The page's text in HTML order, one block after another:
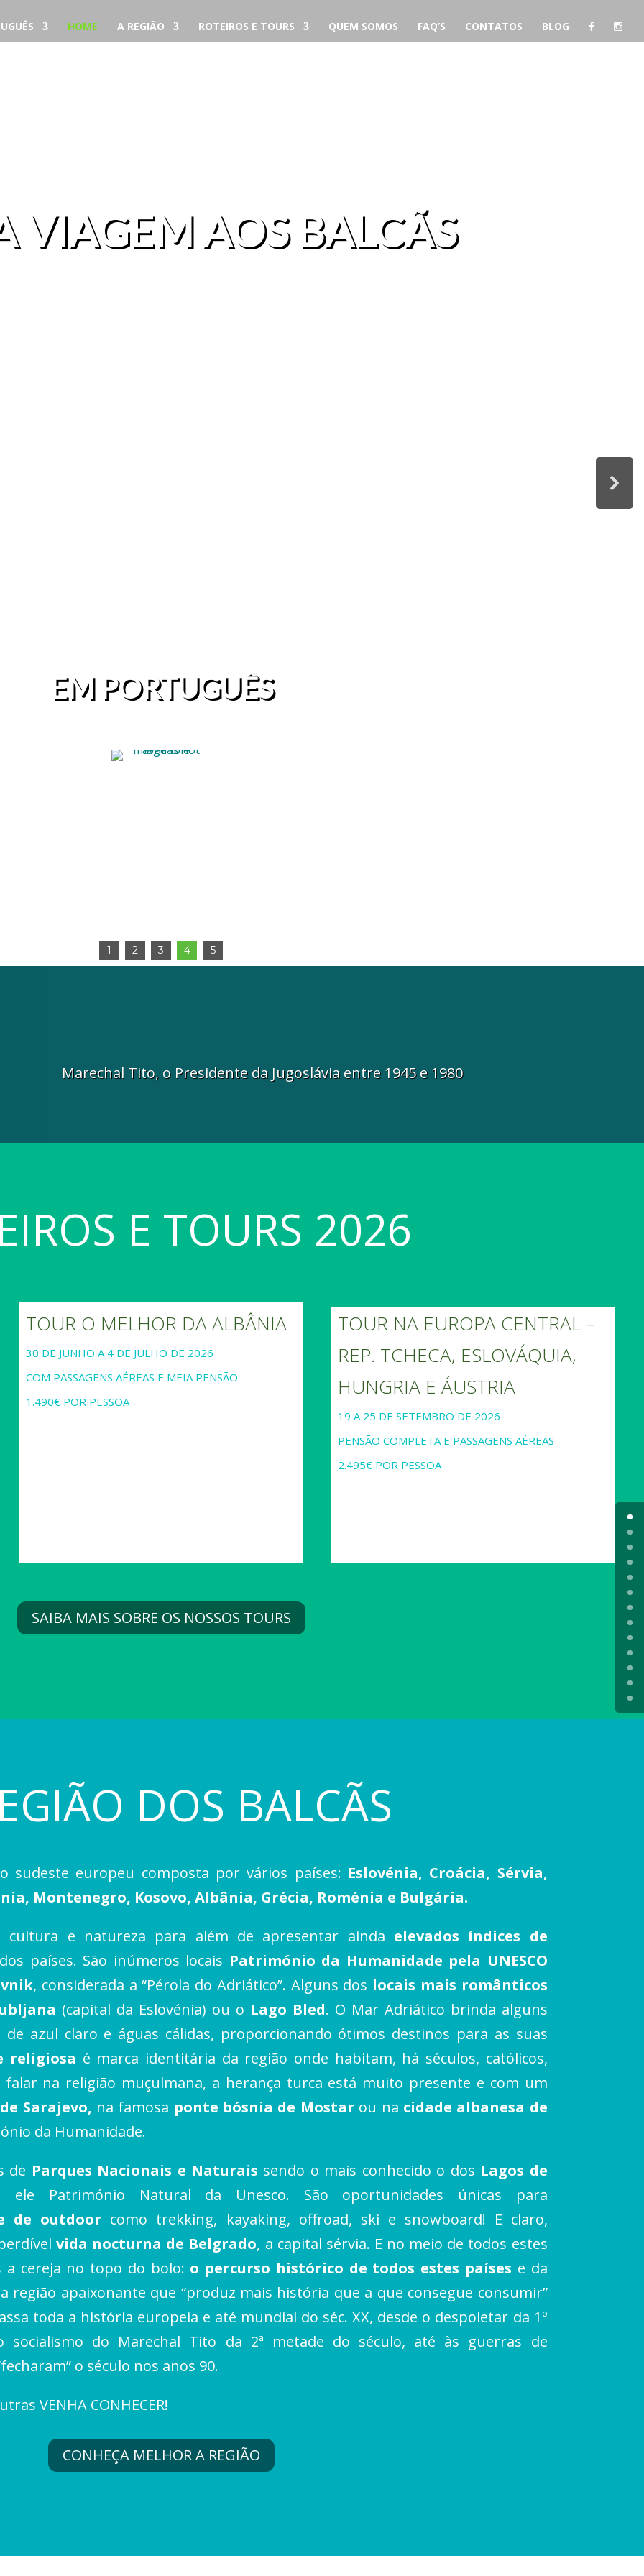
HOME A REGIÃO ROTEIROS E TOURS QUEM SOMOS FAQ’S CONTATOS BLOG
Marechal Tito, o Presidente da Jugoslávia entre 1945 e 1980
E TOURS 2026
TOUR O MELHOR DA ALBÂNIA
30 DE JUNHO A 4 DE JULHO DE 2026
COM PASSAGENS AÉREAS E MEIA PENSÃO
1.490€ POR PESSOA
TOUR NA EUROPA CENTRAL –
REP. TCHECA, ESLOVÁQUIA,
HUNGRIA E ÁUSTRIA
19 A 25 DE SETEMBRO DE 2026
PENSÃO COMPLETA E PASSAGENS AÉREAS
2.495€ POR PESSOA
SAIBA MAIS SOBRE OS NOSSOS TOURS
DOS BALCÃS
sudeste europeu composta por vários países: Eslovénia, Croácia, Sérvia,
Montenegro, Kosovo, Albânia, Grécia, Roménia e Bulgária.
e natureza para além de apresentar ainda elevados índices de
países. São inúmeros locais Património da Humanidade pela UNESCO
, considerada a “Pérola do Adriático”. Alguns dos locais mais românticos
(capital da Eslovénia) ou o Lago Bled. O Mar Adriático brinda alguns
azul claro e águas cálidas, proporcionando ótimos destinos para as suas
religiosa é marca identitária da região onde habitam, há séculos, católicos,
na religião muçulmana, a herança turca está muito presente e com um
Sarajevo, na famosa ponte bósnia de Mostar ou na cidade albanesa de
da Humanidade.
de Parques Nacionais e Naturais sendo o mais conhecido o dos Lagos de
ele Património Natural da Unesco. São oportunidades únicas para
de outdoor como trekking, kayaking, offroad, ski e snowboard! E claro,
vida nocturna de Belgrado, a capital sérvia. E no meio de todos estes
cereja no topo do bolo: o percurso histórico de todos estes países e da
região apaixonante que “produz mais história que a que consegue consumir”
toda a história europeia e até mundial do séc. XX, desde o despoletar da 1º
socialismo do Marechal Tito da 2ª metade do século, até às guerras de
o século nos anos 90.
VENHA CONHECER!
CONHEÇA MELHOR A REGIÃO